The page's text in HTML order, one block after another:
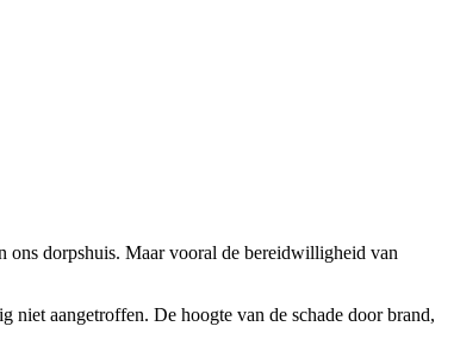
ons dorpshuis. Maar vooral de bereidwilligheid van
niet aangetroffen. De hoogte van de schade door brand,